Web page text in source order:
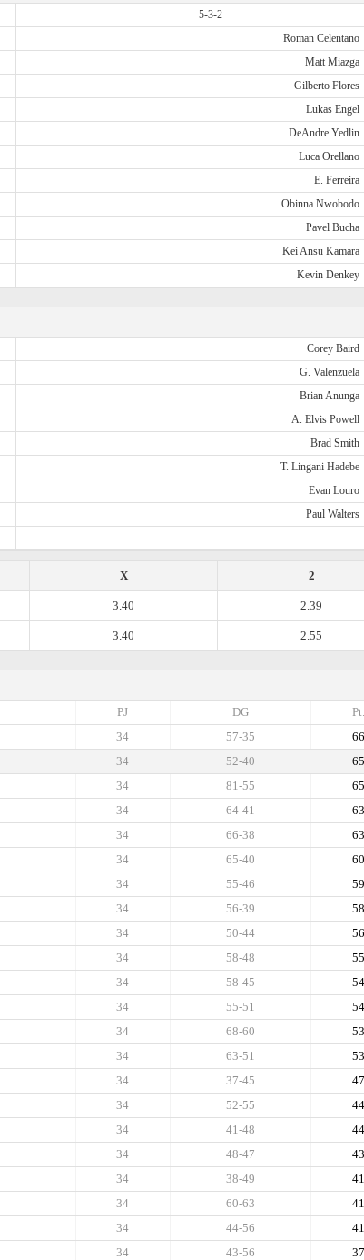
5-3-2
Roman Celentano
Matt Miazga
Gilberto Flores
Lukas Engel
DeAndre Yedlin
Luca Orellano
E. Ferreira
Obinna Nwobodo
Pavel Bucha
Kei Ansu Kamara
Kevin Denkey
Corey Baird
G. Valenzuela
Brian Anunga
A. Elvis Powell
Brad Smith
T. Lingani Hadebe
Evan Louro
Paul Walters
2
X
2.39
3.40
2.55
3.40
Pt.
DG
PJ
66
57-35
34
65
52-40
34
65
81-55
34
63
64-41
34
63
66-38
34
60
65-40
34
59
55-46
34
58
56-39
34
56
50-44
34
55
58-48
34
54
58-45
34
54
55-51
34
53
68-60
34
53
63-51
34
47
37-45
34
44
52-55
34
44
41-48
34
43
48-47
34
41
38-49
34
41
60-63
34
41
44-56
34
37
43-56
34